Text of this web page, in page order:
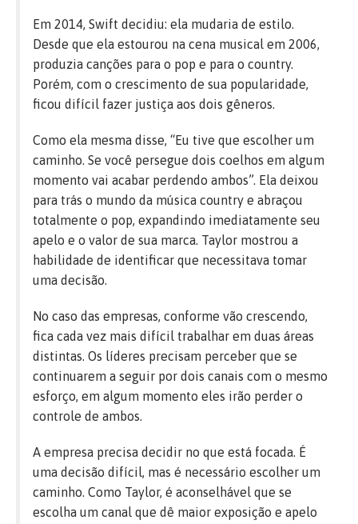
Em 2014, Swift decidiu: ela mudaria de estilo.
Desde que ela estourou na cena musical em 2006,
produzia canções para o pop e para o country.
Porém, com o crescimento de sua popularidade,
ficou difícil fazer justiça aos dois gêneros.
Como ela mesma disse, “Eu tive que escolher um
caminho. Se você persegue dois coelhos em algum
momento vai acabar perdendo ambos”. Ela deixou
para trás o mundo da música country e abraçou
totalmente o pop, expandindo imediatamente seu
apelo e o valor de sua marca. Taylor mostrou a
habilidade de identificar que necessitava tomar
uma decisão.
No caso das empresas, conforme vão crescendo,
fica cada vez mais difícil trabalhar em duas áreas
distintas. Os líderes precisam perceber que se
continuarem a seguir por dois canais com o mesmo
esforço, em algum momento eles irão perder o
controle de ambos.
A empresa precisa decidir no que está focada. É
uma decisão difícil, mas é necessário escolher um
caminho. Como Taylor, é aconselhável que se
escolha um canal que dê maior exposição e apelo